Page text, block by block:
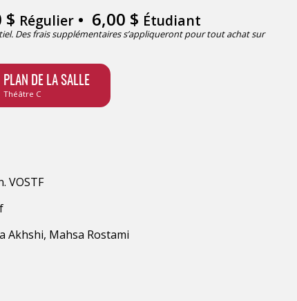
$ Régulier 6,00 $ Étudiant
Des frais supplémentaires s’appliqueront pour tout achat sur
PLAN DE LA SALLE
Théâtre C
VOSTF
Akhshi, Mahsa Rostami